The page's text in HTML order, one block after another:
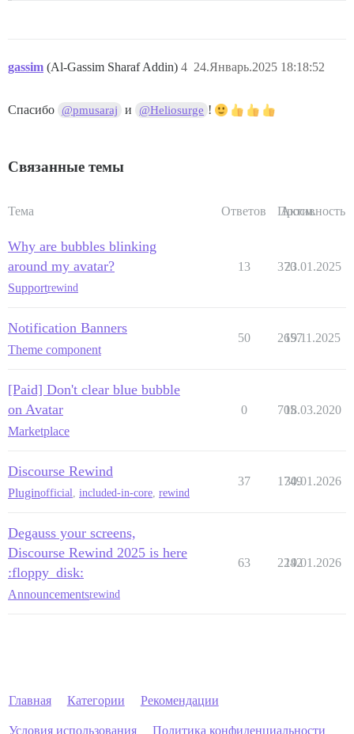
gassim (Al-Gassim Sharaf Addin) 24.Январь.2025 18:18:52
4
Спасибо @pmusaraj и @Heliosurge !
Связанные темы
Тема Ответов Просм.
Активность
Why are bubbles blinking
around my avatar?
Supportrewind
13 370
23.01.2025
Notification Banners
Theme component
50 2657
19.11.2025
[Paid] Don't clear blue bubble
on Avatar
Marketplace
0 705
18.03.2020
Discourse Rewind
Pluginofficial, included-in-core, rewind
37 1749
30.01.2026
Degauss your screens,
Discourse Rewind 2025 is here
:floppy_disk:
Announcementsrewind
63 2242
19.01.2026
Главная Категории Рекомендации
Условия использования Политика конфиденциальности